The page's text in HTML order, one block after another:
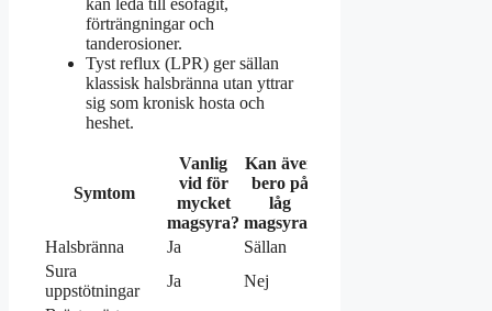
kan leda till esofagit,
förträngningar och
tanderosioner.
Tyst reflux (LPR) ger sällan
klassisk halsbränna utan yttrar
sig som kronisk hosta och
heshet.
Symtom
Vanlig
vid för
mycket
magsyra?
Kan även
bero på
låg
magsyra?
Halsbränna
Ja
Sällan
Sura
uppstötningar
Ja
Nej